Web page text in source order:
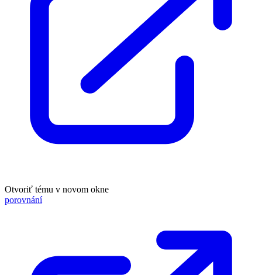
Otvoriť tému v novom okne
porovnání